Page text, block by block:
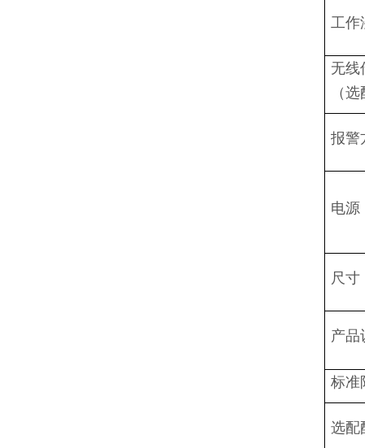
工作
无线
（
报警
电源
尺寸
产品
标准
选配